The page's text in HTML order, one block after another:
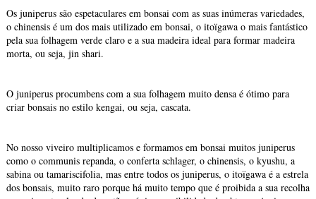
Os juniperus são espetaculares em bonsai com as suas inúmeras variedades,
o chinensis é um dos mais utilizado em bonsai, o itoïgawa o mais fantástico
pela sua folhagem verde claro e a sua madeira ideal para formar madeira
morta, ou seja, jin shari.
O juniperus procumbens com a sua folhagem muito densa é ótimo para
criar bonsais no estilo kengai, ou seja, cascata.
No nosso viveiro multiplicamos e formamos em bonsai muitos juniperus
como o communis repanda, o conferta schlager, o chinensis, o kyushu, a
sabina ou tamariscifolia, mas entre todos os juniperus, o itoïgawa é a estrela
dos bonsais, muito raro porque há muito tempo que é proibida a sua recolha